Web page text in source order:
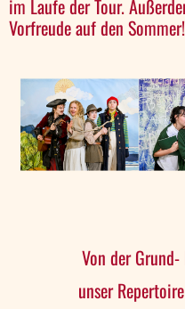
im Laufe der Tour.
Vorfreude auf den Sommer!
Von der
unser